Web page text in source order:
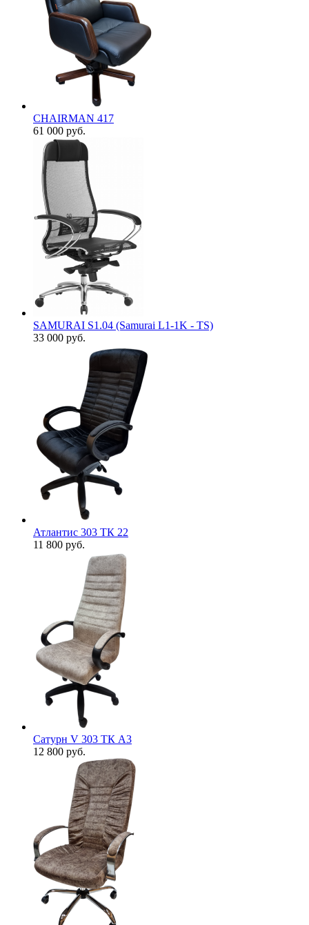
CHAIRMAN 417
61 000 руб.
SAMURAI S1.04 (Samurai L1-1K - TS)
33 000 руб.
Атлантис 303 ТК 22
11 800 руб.
Сатурн V 303 ТК А3
12 800 руб.